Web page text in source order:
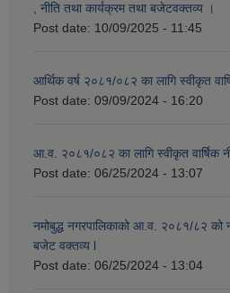
, नीति तथा कार्यक्रम तथा बजेटवक्तव्य ।
Post date: 10/09/2025 - 11:45
आर्थिक वर्ष २०८१/०८२ का लागि स्वीकृत
Post date: 09/09/2024 - 16:20
आ.व. २०८१/०८२ का लागि स्वीकृत वार्षिक
Post date: 06/25/2024 - 13:07
नमोबुद्ध नगरपालिकाको आ‍.व. २०८१/८२ को
बजेट वक्तव्य l
Post date: 06/25/2024 - 13:04